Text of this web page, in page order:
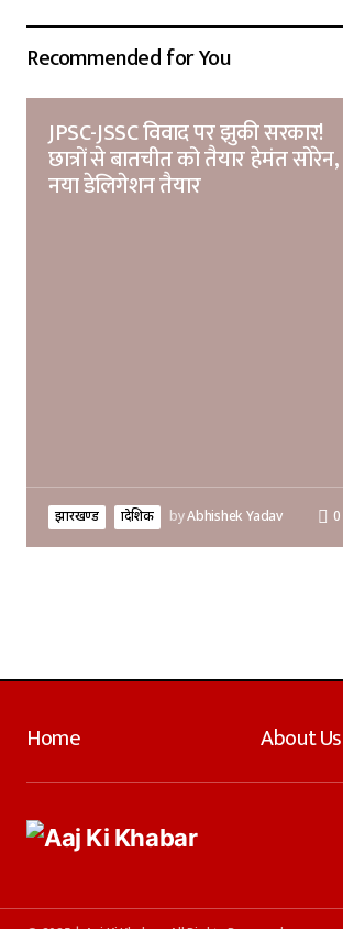
Recommended for You
JPSC-JSSC विवाद पर झुकी सरकार!
छात्रों से बातचीत को तैयार हेमंत सोरेन,
नया डेलिगेशन तैयार
झारखण्ड प्रादेशिक byAbhishek Yadav 0
Home About Us